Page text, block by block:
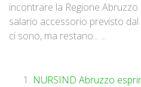
incontrare la Regione
salario accessorio previsto
ci sono, ma restano... ...
NURSIND Abruzzo